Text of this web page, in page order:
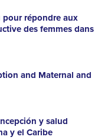
pour répondre aux
des femmes dans
and Maternal and
y salud
y el Caribe